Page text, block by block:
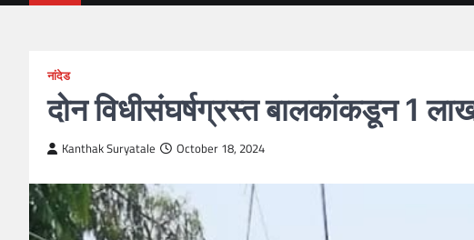
नांदेड
दोन विधीसंघर्षग्रस्त बालकांकडून 1
Kanthak Suryatale October 18, 2024